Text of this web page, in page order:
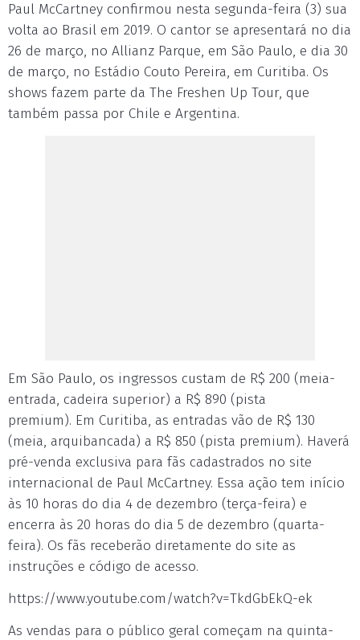
Paul McCartney confirmou nesta segunda-feira (3) sua
volta ao Brasil em 2019. O cantor se apresentará no dia
26 de março, no Allianz Parque, em São Paulo, e dia 30
de março, no Estádio Couto Pereira, em Curitiba. Os
shows fazem parte da The Freshen Up Tour, que
também passa por Chile e Argentina.
Em São Paulo, os ingressos custam de R$ 200 (meia-
entrada, cadeira superior) a R$ 890 (pista
premium). Em Curitiba, as entradas vão de R$ 130
(meia, arquibancada) a R$ 850 (pista premium). Haverá
pré-venda exclusiva para fãs cadastrados no site
internacional de Paul McCartney. Essa ação tem início
às 10 horas do dia 4 de dezembro (terça-feira) e
encerra às 20 horas do dia 5 de dezembro (quarta-
feira). Os fãs receberão diretamente do site as
instruções e código de acesso.
https://www.youtube.com/watch?v=TkdGbEkQ-ek
As vendas para o público geral começam na quinta-